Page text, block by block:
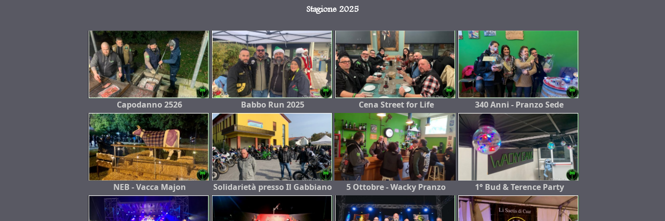
Stagione 2025
Capodanno 2526 Babbo Run 2025 Cena Street for Life 340 Anni - Pranzo Sede
NEB - Vacca Majon Solidarietà presso Il Gabbiano 5 Ottobre - Wacky Pranzo 1° Bud & Terence Party